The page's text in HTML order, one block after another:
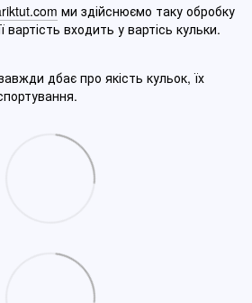
ми здійснюємо таку обробку
входить у вартісь кульки.
дбає про якість кульок, їх